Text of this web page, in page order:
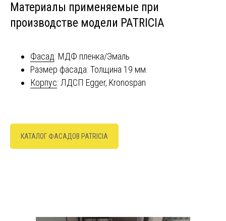
Материалы применяемые при
производстве модели PATRICIA
Фасад: МДФ пленка/Эмаль
Размер фасада: Толщина 19 мм.
Корпус: ЛДСП Egger, Kronospan
КАТАЛОГ ФАСАДОВ PATRICIA